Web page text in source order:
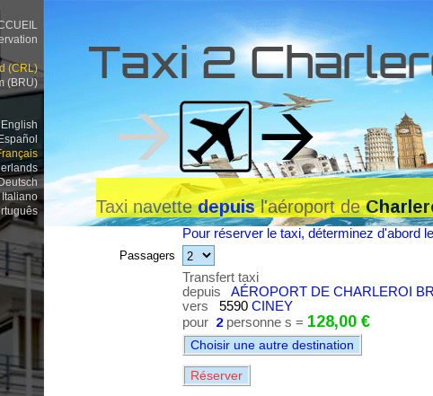
(CRL)
(BRU)
English
Italiano
Taxi 2
Taxi navettedepuisl'aéroport de
Pour réserver le taxi, déterminez d'abord
Passagers
Transfert taxi
depuis AÉROPORT DE CHARLEROI
vers 5590 CINEY
pour 2 personne s = 128,00 €